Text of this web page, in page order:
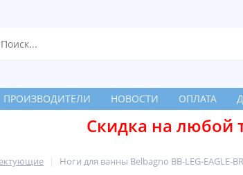
ПРОИЗВОДИТЕЛИ НОВОСТИ ОПЛАТА
Скидка на любой
Ноги для ванны Belbagno BB-LEG-EAGLE-